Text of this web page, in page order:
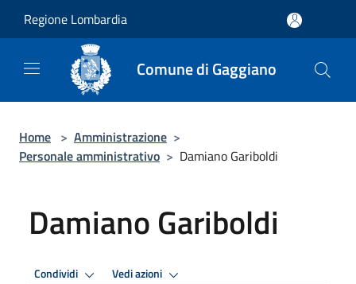
Regione Lombardia
Comune di Gaggiano
Home > Amministrazione >
Personale amministrativo > Damiano Gariboldi
Damiano Gariboldi
Condividi Vedi azioni